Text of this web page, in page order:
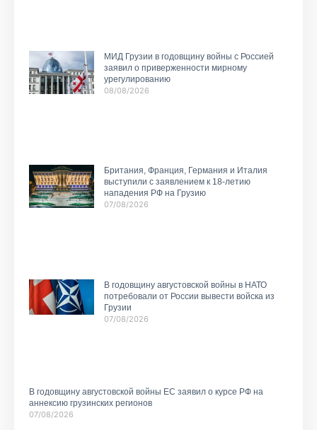
МИД Грузии в годовщину войны с Россией
заявил о приверженности мирному
урегулированию
08/08/2026
Британия, Франция, Германия и Италия
выступили с заявлением к 18-летию
нападения РФ на Грузию
07/08/2026
В годовщину августовской войны в НАТО
потребовали от России вывести войска из
Грузии
07/08/2026
В годовщину августовской войны ЕС заявил о курсе РФ на
аннексию грузинских регионов
07/08/2026